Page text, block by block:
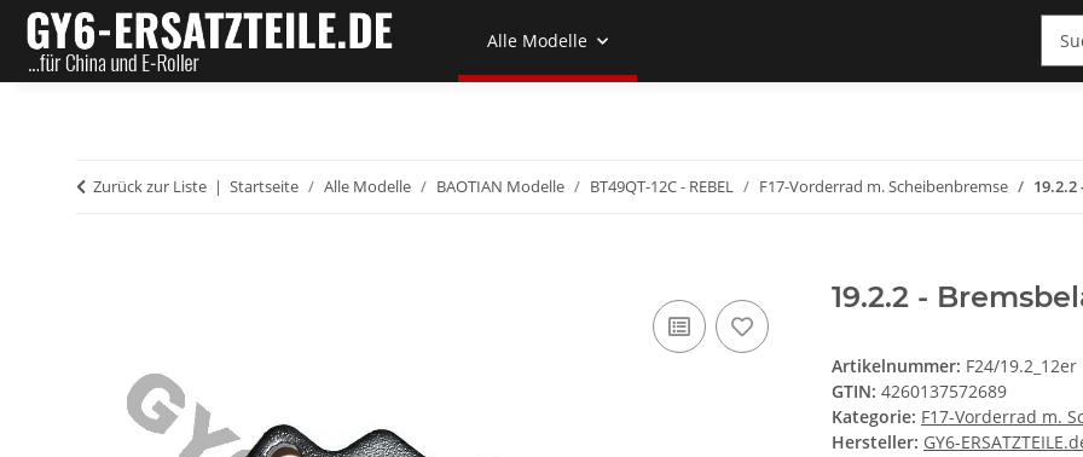
Alle Modelle
Zurück zur Liste Startseite Alle Modelle BAOTIAN Modelle BT49QT-12C - REBEL F17-Vorderrad m. Scheibenbremse
19.2.2 -
Artikelnummer: F24/19.2_12er
GTIN: 4260137572689
Kategorie: F17-Vorderrad m.
Hersteller: GY6-